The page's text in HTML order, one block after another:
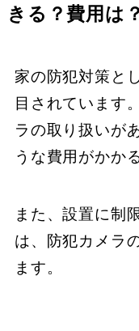
きる？費用は？
家の防犯対策と
目されています
ラの取り扱いが
うな費用がかか
また、設置に制
は、防犯カメラ
ます。